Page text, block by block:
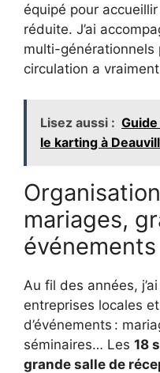
équipé pour
réduite. J’ai
multi-
circulation a
Lisez aussi :
le karting à
mariages,
événements
Au fil des années,
entreprises locales
d’événements :
séminaires… Les 18
grande salle de